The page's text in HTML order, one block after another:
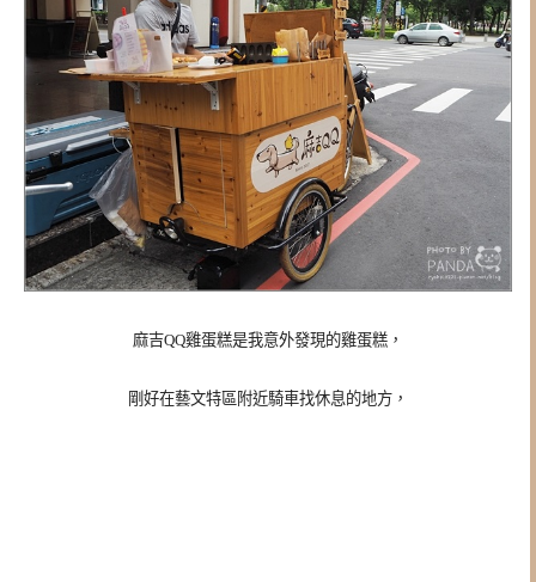
麻吉QQ雞蛋糕是我意外發現的雞蛋糕，
剛好在藝文特區附近騎車找休息的地方，